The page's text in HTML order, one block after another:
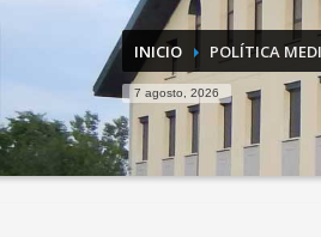
INICIO POLÍTICA
7 agosto, 2026